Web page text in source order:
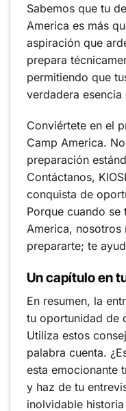
Sabemos que tu
America es más
aspiración que
prepara
permitiendo que
verdadera esencia
Conviértete en el
Camp America.
preparación
Contáctanos,
conquista de
Porque cuando se
America, nosotros
prepararte; te
Un capítulo en
En resumen, la
tu oportunidad de
Utiliza estos
palabra cuenta.
esta emocionante
y haz de tu
inolvidable